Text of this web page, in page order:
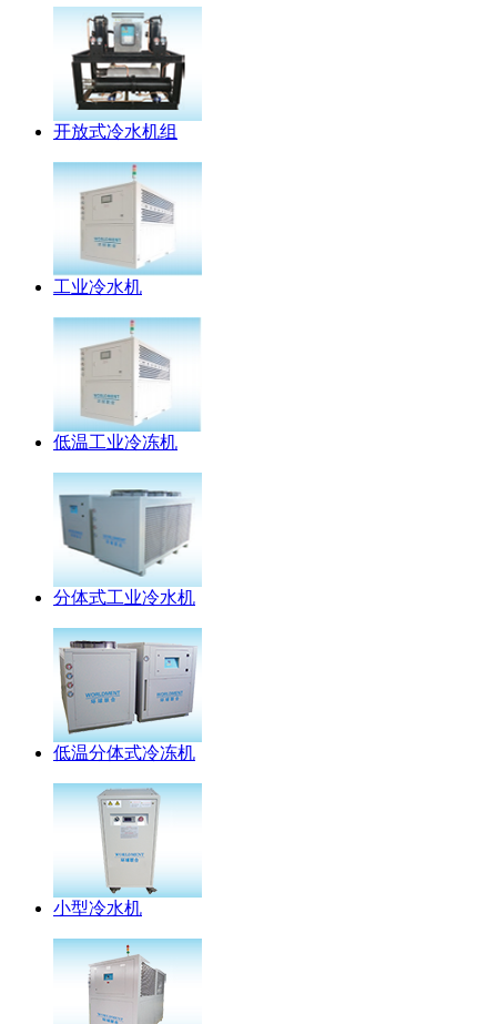
开放式冷水机组
工业冷水机
低温工业冷冻机
分体式工业冷水机
低温分体式冷冻机
小型冷水机